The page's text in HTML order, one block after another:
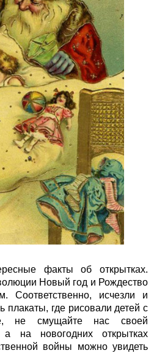
факты об открытках.
Новый год и Рождество
Соответственно, исчезли и
плакаты, где рисовали детей с
не смущайте нас своей
а на новогодних открытках
войны можно увидеть